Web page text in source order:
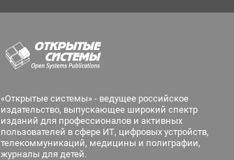
«Открытые системы» - ведущее российское
издательство, выпускающее широкий спектр
изданий для профессионалов и активных
пользователей в сфере ИТ, цифровых устройств,
телекоммуникаций, медицины и полиграфии,
журналы для детей.